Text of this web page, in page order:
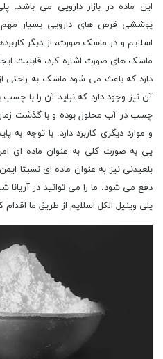
این ماده در بازار دارویی می باشد.
پوششی قرص های دارویی بسیار
اسلایم و در ماسک صورت، از دیگر
ماسک های صورت اشاره کرد، قابلیت
دارد که باعث می شود ماسک به
آن نیز وجود دارد که نباید آن را با
چسب در آب محلول بوده و با گذشت
و موارد دیگری کاربرد دارد. با توجه به
یی به صورت کلی به عنوان ماده ای
بلعیدنی نیز به عنوان ماده ای نسبتا
دفع می شود. ما را می توانید در آریانا
پلی وینیل الکل اسلایم از طریق ما اقدام